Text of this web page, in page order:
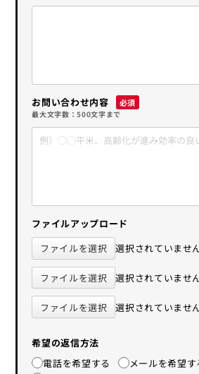
お問い合わせ内容
最大文字数：500文字まで
ファイルアップロード
ファイルを選択
選択されていませ
ファイルを選択 選択されていませ
ファイルを選択 選択されていませ
希望の返信方法
電話を希望する
メールを希望す